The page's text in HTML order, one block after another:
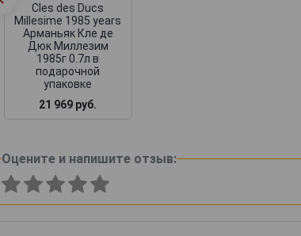
Cles des Ducs
Millesime 1985 years
Арманьяк Кле де
Дюк Миллезим
1985г 0.7л в
подарочной
упаковке
21 969 руб.
Оцените и напишите отзыв: